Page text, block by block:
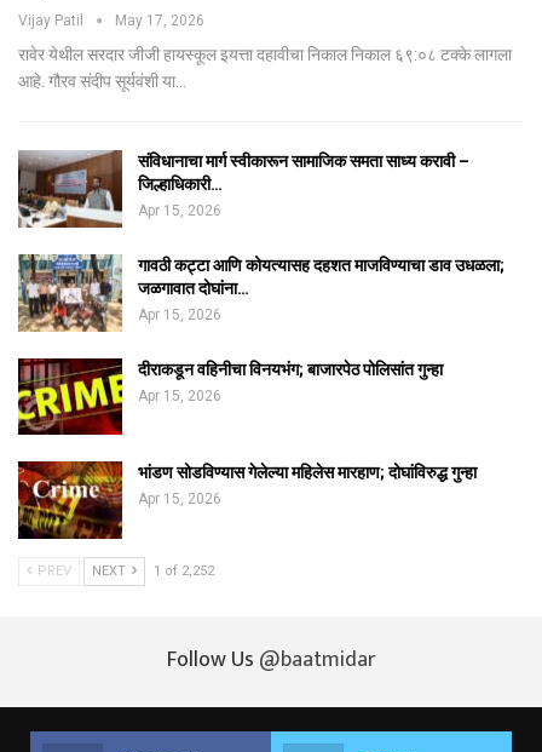
Vijay Patil May 17, 2026
रावेर येथील सरदार जीजी हायस्कूल इयत्ता दहावीचा निकाल निकाल ६९:०८ टक्के लागला
आहे. गौरव संदीप सूर्यवंशी या…
संविधानाचा मार्ग स्वीकारून सामाजिक समता साध्य करावी –
जिल्हाधिकारी…
Apr 15, 2026
गावठी कट्टा आणि कोयत्यासह दहशत माजविण्याचा डाव उधळला;
जळगावात दोघांना…
Apr 15, 2026
दीराकडून वहिनीचा विनयभंग; बाजारपेठ पोलिसांत गुन्हा
Apr 15, 2026
भांडण सोडविण्यास गेलेल्या महिलेस मारहाण; दोघांविरुद्ध गुन्हा
Apr 15, 2026
PREV NEXT 1 of 2,252
Follow Us @baatmidar